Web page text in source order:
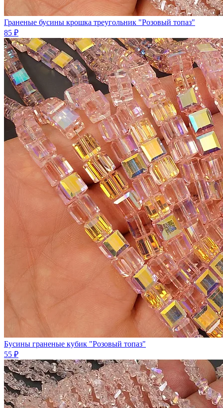
Граненые бусины крошка треугольник "Розовый топаз"
85 ₽
Бусины граненые кубик "Розовый топаз"
55 ₽